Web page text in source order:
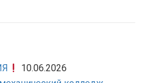
10.06.2026